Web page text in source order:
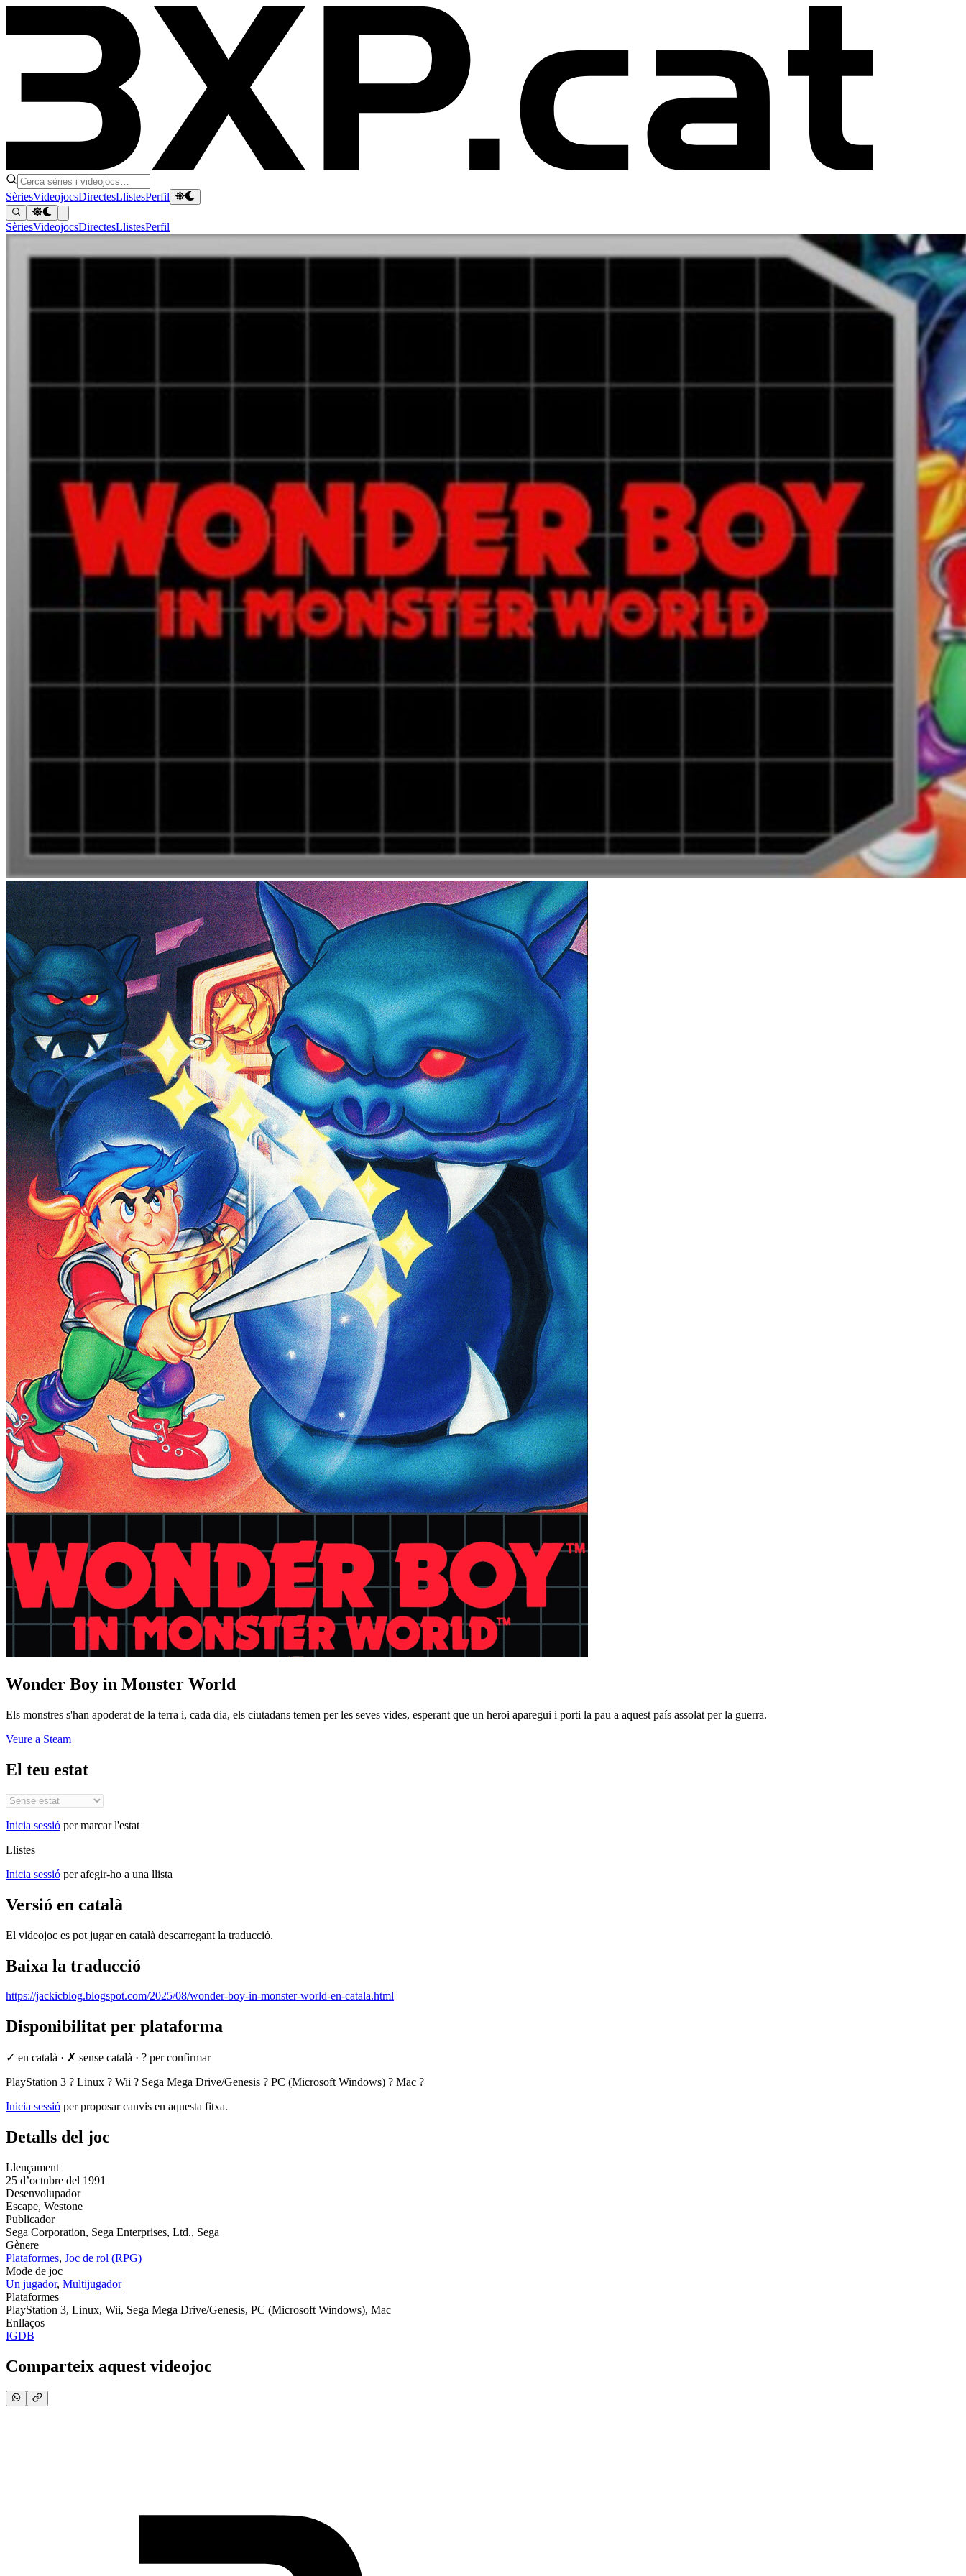
SèriesVideojocsDirectesLlistesPerfil
SèriesVideojocsDirectesLlistesPerfil
Wonder Boy in Monster World
Els monstres s'han apoderat de la terra i, cada dia, els ciutadans temen per les seves vides, esperant que un heroi aparegui i porti la pau a aquest país assolat per la guerra.
Veure a Steam
El teu estat
Inicia sessió per marcar l'estat
Llistes
Inicia sessió per afegir-ho a una llista
Versió en català
El videojoc es pot jugar en català descarregant la traducció.
Baixa la traducció
https://jackicblog.blogspot.com/2025/08/wonder-boy-in-monster-world-en-catala.html
Disponibilitat per plataforma
✓ en català · ✗ sense català · ? per confirmar
PlayStation 3 ? Linux ? Wii ? Sega Mega Drive/Genesis ? PC (Microsoft Windows) ? Mac ?
Inicia sessió per proposar canvis en aquesta fitxa.
Detalls del joc
Llençament
25 d’octubre del 1991
Desenvolupador
Escape, Westone
Publicador
Sega Corporation, Sega Enterprises, Ltd., Sega
Gènere
Plataformes, Joc de rol (RPG)
Mode de joc
Un jugador, Multijugador
Plataformes
PlayStation 3, Linux, Wii, Sega Mega Drive/Genesis, PC (Microsoft Windows), Mac
Enllaços
IGDB
Comparteix aquest videojoc